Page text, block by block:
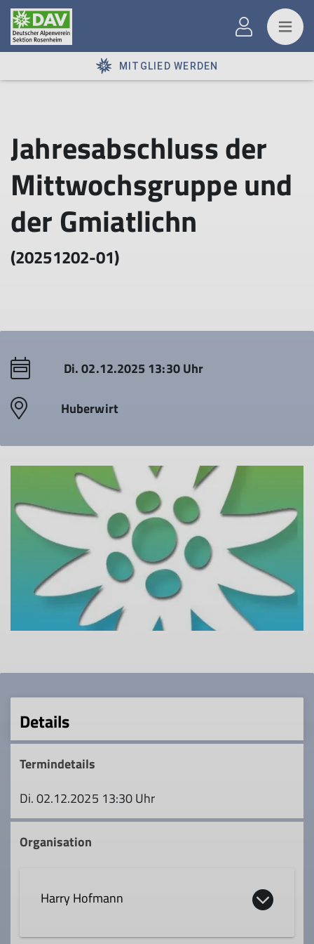
MITGLIED WERDEN
Jahresabschluss der
Mittwochsgruppe und
der Gmiatlichn
(20251202-01)
Di. 02.12.2025 13:30 Uhr
Huberwirt
Details
Termindetails
Di. 02.12.2025 13:30 Uhr
Organisation
Harry Hofmann